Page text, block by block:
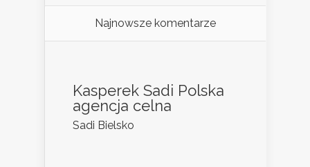
Najnowsze komentarze
Kasperek Sadi Polska
agencja celna
Sadi Bielsko